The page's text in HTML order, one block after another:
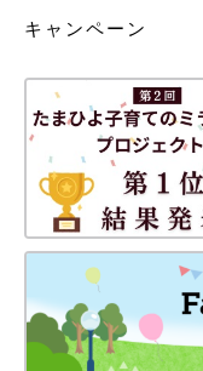
キャンペーン